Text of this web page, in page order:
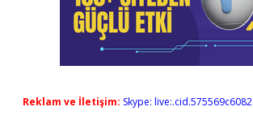
Reklam ve İletişim: Skype: